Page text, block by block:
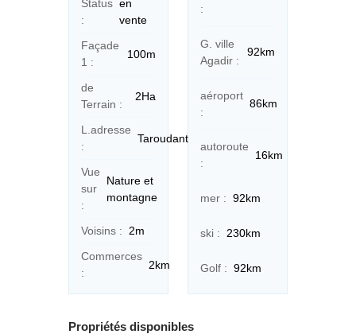
Status
:
en
vente
Façade
1 :
100m
de
Terrain :
2Ha
L.adresse
:
Taroudant
Vue
sur
:
Nature et
montagne
Voisins :
2m
Commerces
:
2km
:
G. ville
Agadir :
92km
aéroport
:
86km
autoroute
:
16km
mer : 92km
ski : 230km
Golf : 92km
Propriétés disponibles